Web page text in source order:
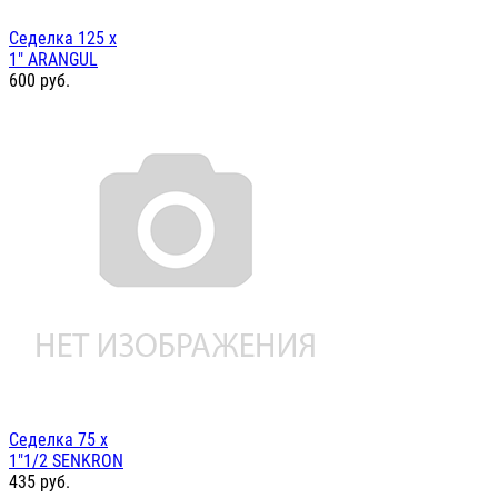
Седелка 125 х
1" ARANGUL
600 руб.
Седелка 75 х
1"1/2 SENKRON
435 руб.